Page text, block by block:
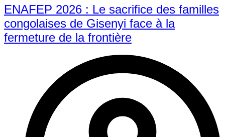
ENAFEP 2026 : Le sacrifice des familles
congolaises de Gisenyi face à la
fermeture de la frontière